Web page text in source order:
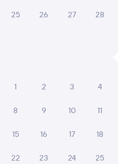
25 26 27 28
1
2 3 4
8 9 10 11
15 16 17 18
22 23 24 25